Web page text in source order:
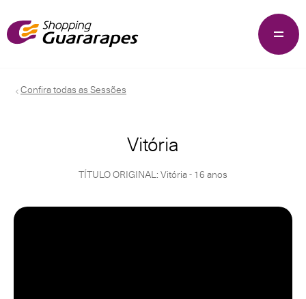
Confira todas as Sessões
Vitória
TÍTULO ORIGINAL: Vitória - 16 anos